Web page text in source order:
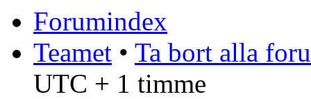
Forumindex
Teamet • Ta bort alla
UTC + 1 timme